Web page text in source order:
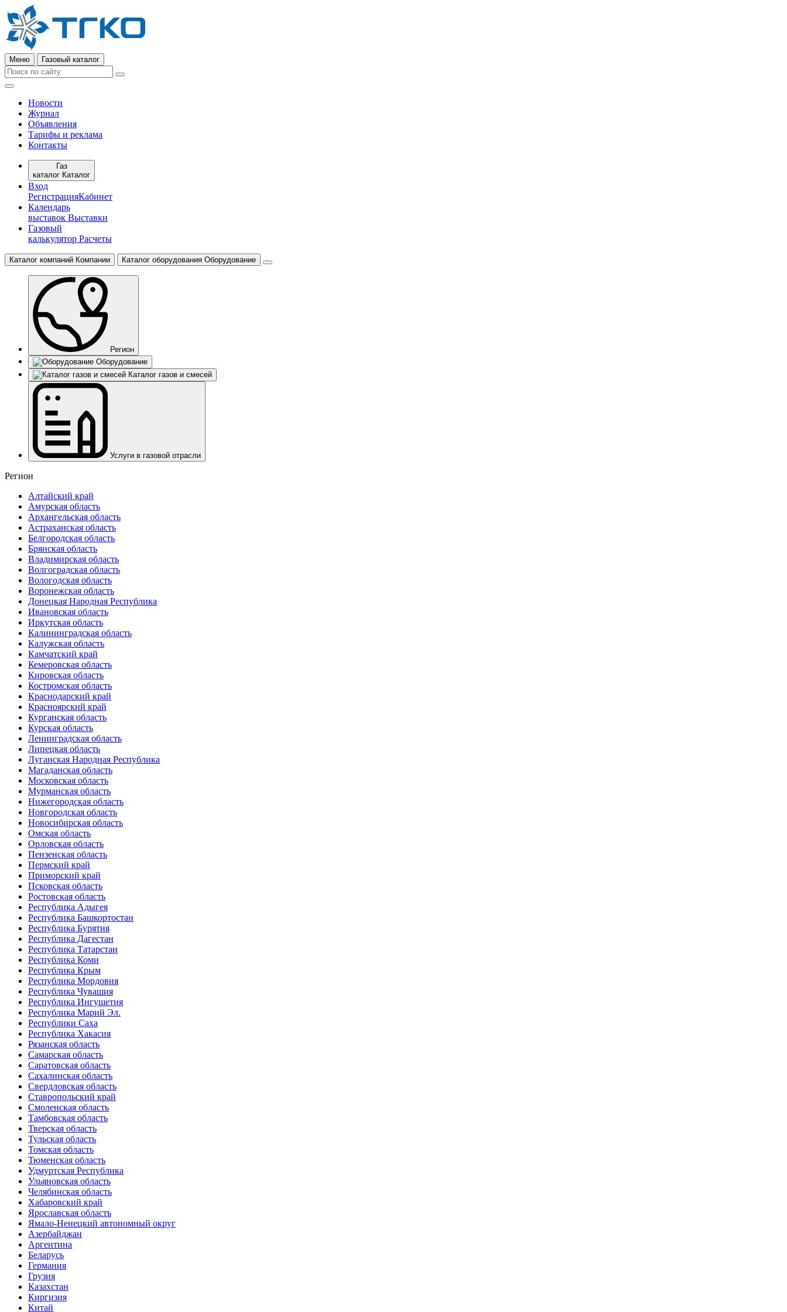
Меню Газовый каталог
Новости
Журнал
Объявления
Тарифы и реклама
Контакты
Газ
каталог Каталог
Вход
РегистрацияКабинет
Календарь
выставок Выставки
Газовый
калькулятор Расчеты
Каталог компаний Компании Каталог оборудования Оборудование
Регион
Оборудование
Каталог газов и смесей
Услуги в газовой отрасли
Регион
Алтайский край
Амурская область
Архангельская область
Астраханская область
Белгородская область
Брянская область
Владимирская область
Волгоградская область
Вологодская область
Воронежская область
Донецкая Народная Республика
Ивановская область
Иркутская область
Калининградская область
Калужская область
Камчатский край
Кемеровская область
Кировская область
Костромская область
Краснодарский край
Красноярский край
Курганская область
Курская область
Ленинградская область
Липецкая область
Луганская Народная Республика
Магаданская область
Московская область
Мурманская область
Нижегородская область
Новгородская область
Новосибирская область
Омская область
Орловская область
Пензенская область
Пермский край
Приморский край
Псковская область
Ростовская область
Республика Адыгея
Республика Башкортостан
Республика Бурятия
Республика Дагестан
Республика Татарстан
Республика Коми
Республика Крым
Республика Мордовия
Республика Чувашия
Республика Ингушетия
Республика Марий Эл.
Республики Саха
Республика Хакасия
Рязанская область
Самарская область
Саратовская область
Сахалинская область
Свердловская область
Ставропольский край
Смоленская область
Тамбовская область
Тверская область
Тульская область
Томская область
Тюменская область
Удмуртская Республика
Ульяновская область
Челябинская область
Хабаровский край
Ярославская область
Ямало-Ненецкий автономный округ
Азербайджан
Аргентина
Беларусь
Германия
Грузия
Казахстан
Киргизия
Китай